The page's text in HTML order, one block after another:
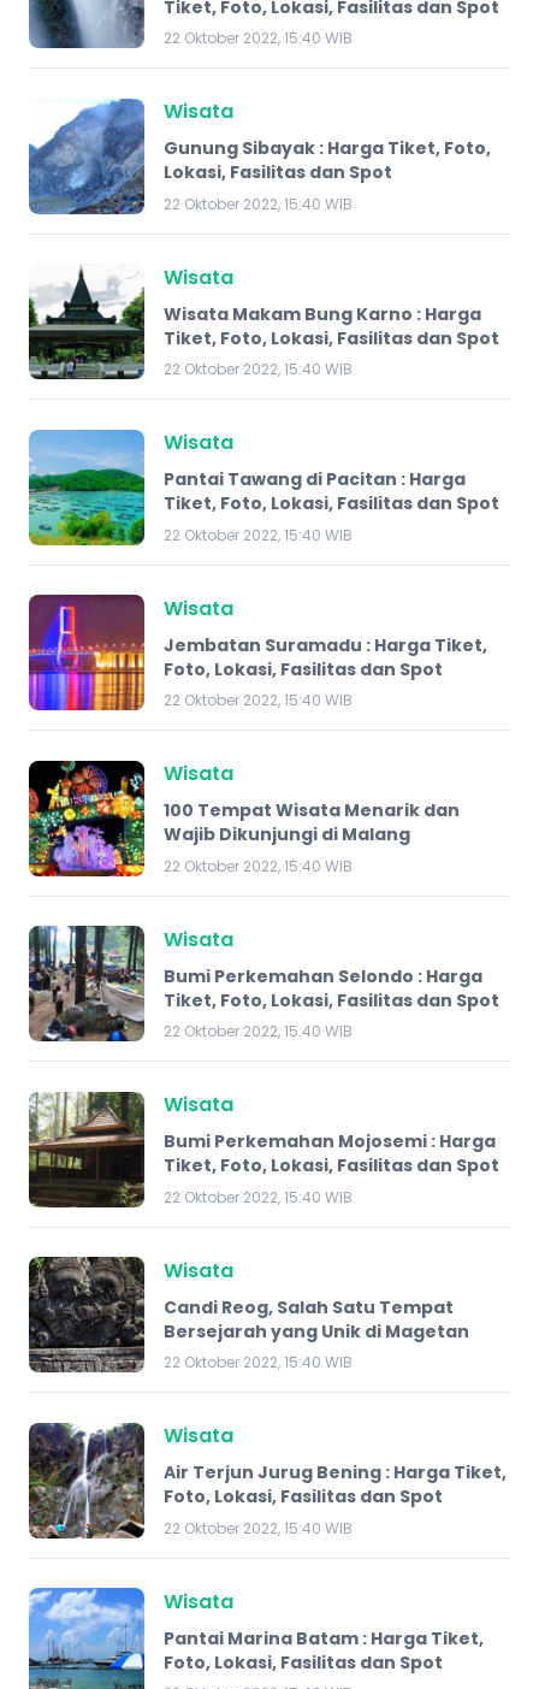
Tiket, Foto, Lokasi, Fasilitas dan Spot
22 Oktober 2022, 15:40 WIB
Wisata
Gunung Sibayak : Harga Tiket, Foto,
Lokasi, Fasilitas dan Spot
22 Oktober 2022, 15:40 WIB
Wisata
Wisata Makam Bung Karno : Harga
Tiket, Foto, Lokasi, Fasilitas dan Spot
22 Oktober 2022, 15:40 WIB
Wisata
Pantai Tawang di Pacitan : Harga
Tiket, Foto, Lokasi, Fasilitas dan Spot
22 Oktober 2022, 15:40 WIB
Wisata
Jembatan Suramadu : Harga Tiket,
Foto, Lokasi, Fasilitas dan Spot
22 Oktober 2022, 15:40 WIB
Wisata
100 Tempat Wisata Menarik dan
Wajib Dikunjungi di Malang
22 Oktober 2022, 15:40 WIB
Wisata
Bumi Perkemahan Selondo : Harga
Tiket, Foto, Lokasi, Fasilitas dan Spot
22 Oktober 2022, 15:40 WIB
Wisata
Bumi Perkemahan Mojosemi : Harga
Tiket, Foto, Lokasi, Fasilitas dan Spot
22 Oktober 2022, 15:40 WIB
Wisata
Candi Reog, Salah Satu Tempat
Bersejarah yang Unik di Magetan
22 Oktober 2022, 15:40 WIB
Wisata
Air Terjun Jurug Bening : Harga Tiket,
Foto, Lokasi, Fasilitas dan Spot
22 Oktober 2022, 15:40 WIB
Wisata
Pantai Marina Batam : Harga Tiket,
Foto, Lokasi, Fasilitas dan Spot